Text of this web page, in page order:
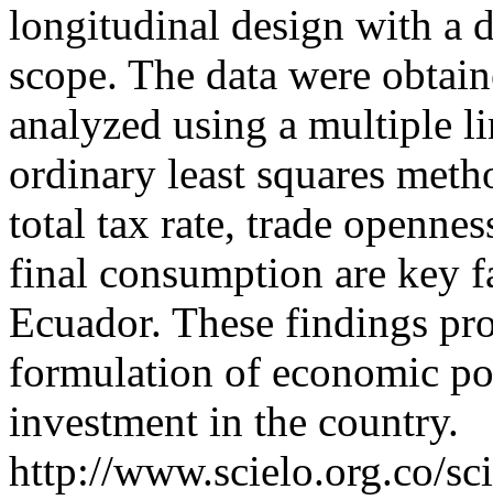
longitudinal design with a
scope. The data were
analyzed using a multiple
ordinary least squares
total tax rate, trade
final consumption are key
Ecuador. These findings
formulation of economic
investment in the country.
http://www.scielo.org.co/